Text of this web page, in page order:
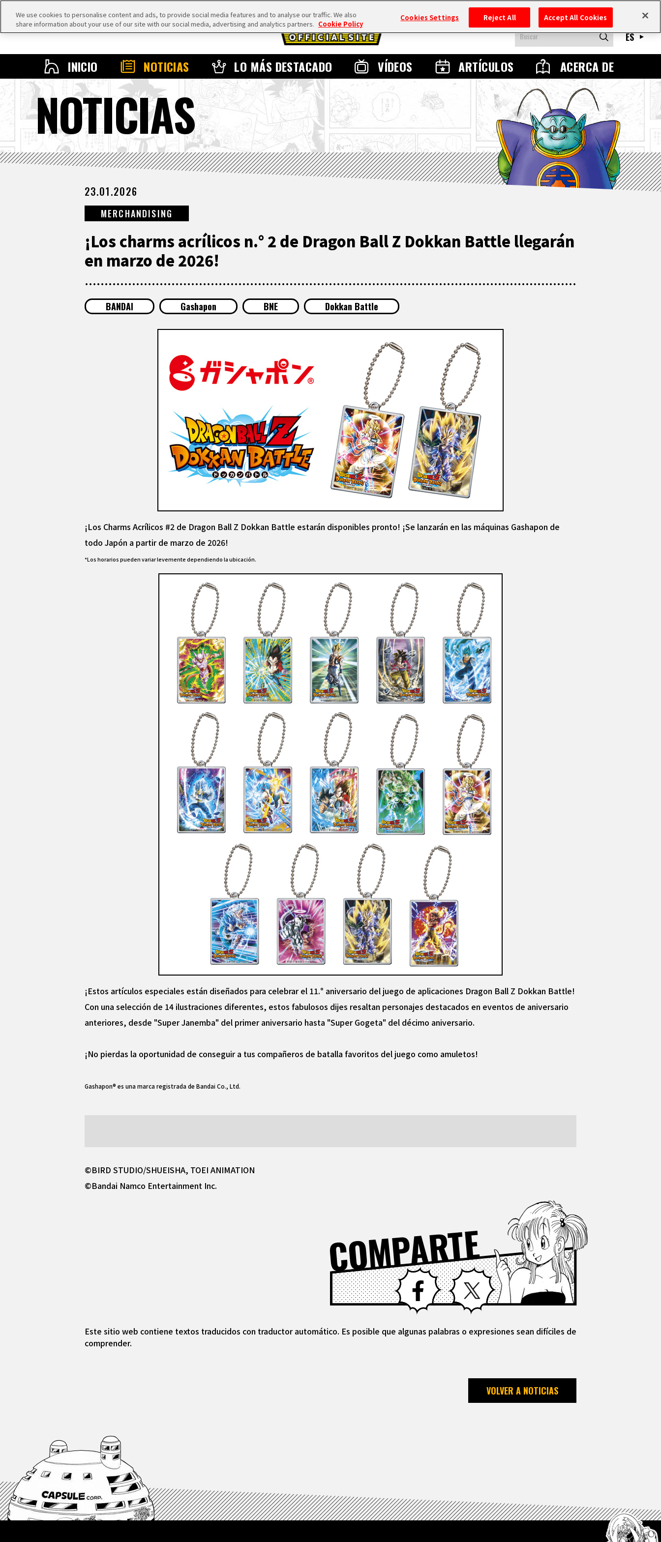
INICIO NOTICIAS LO MÁS DESTACADO VÍDEOS ARTÍCULOS ACERCA DE
ES
NOTICIAS
23.01.2026
MERCHANDISING
¡Los charms acrílicos n.° 2 de Dragon Ball Z Dokkan Battle llegarán
en marzo de 2026!
BANDAI Gashapon BNE Dokkan Battle
¡Los Charms Acrílicos #2 de Dragon Ball Z Dokkan Battle estarán disponibles pronto! ¡Se lanzarán en las máquinas Gashapon de
todo Japón a partir de marzo de 2026!
*Los horarios pueden variar levemente dependiendo la ubicación.
¡Estos artículos especiales están diseñados para celebrar el 11.° aniversario del juego de aplicaciones Dragon Ball Z Dokkan Battle!
Con una selección de 14 ilustraciones diferentes, estos fabulosos dijes resaltan personajes destacados en eventos de aniversario
anteriores, desde "Super Janemba" del primer aniversario hasta "Super Gogeta" del décimo aniversario.
¡No pierdas la oportunidad de conseguir a tus compañeros de batalla favoritos del juego como amuletos!
Gashapon® es una marca registrada de Bandai Co., Ltd.
©BIRD STUDIO/SHUEISHA, TOEI ANIMATION
©Bandai Namco Entertainment Inc.
COMPARTE
Facebook X
Este sitio web contiene textos traducidos con traductor automático. Es posible que algunas palabras o expresiones sean difíciles de
comprender.
VOLVER A NOTICIAS
We use cookies to personalise content and ads, to provide social media features and to analyse our traffic. We also
share information about your use of our site with our social media, advertising and analytics partners. Cookie Policy
Cookies Settings Reject All Accept All Cookies